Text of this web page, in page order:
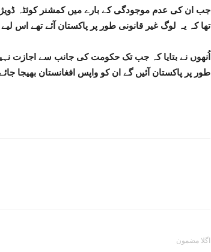
جب ان کی عدم موجودگی کے بارے میں کمشنر کوئٹہ
تھا کہ یہ لوگ غیر قانونی طور پر پاکستان آئے تھے اس
اُنھوں نے بتایا کہ جب تک حکومت کی جانب سے اجازت
طور پر پاکستان آئیں گے ان کو واپس افغانستان بھیجا
اگلا مضمون